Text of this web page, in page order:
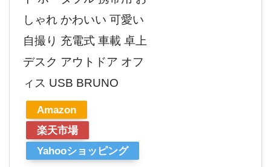
しゃれ かわいい 可愛い
自撮り 充電式 車載 卓上
デスク アウトドア オフ
ィス USB BRUNO
Amazon
楽天市場
Yahooショッピング